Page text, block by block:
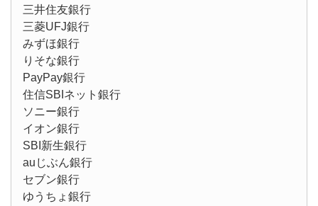
三井住友銀行
三菱UFJ銀行
みずほ銀行
りそな銀行
PayPay銀行
住信SBIネット銀行
ソニー銀行
イオン銀行
SBI新生銀行
auじぶん銀行
セブン銀行
ゆうちょ銀行